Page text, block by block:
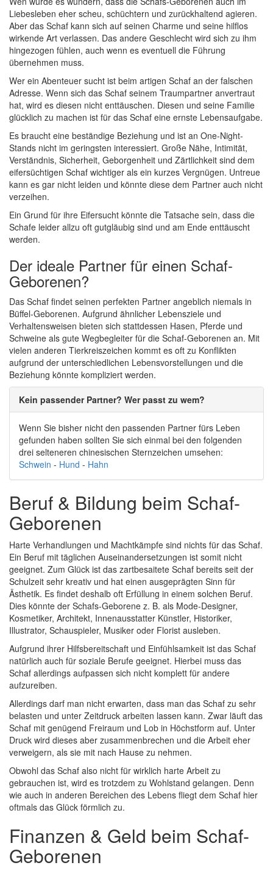
Liebesleben eher scheu, schüchtern und zurückhaltend agieren.
Aber das Schaf kann sich auf seinen Charme und seine hilflos
wirkende Art verlassen. Das andere Geschlecht wird sich zu ihm
hingezogen fühlen, auch wenn es eventuell die Führung
übernehmen muss.
Wer ein Abenteuer sucht ist beim artigen Schaf an der falschen
Adresse. Wenn sich das Schaf seinem Traumpartner anvertraut
hat, wird es diesen nicht enttäuschen. Diesen und seine Familie
glücklich zu machen ist für das Schaf eine ernste Lebensaufgabe.
Es braucht eine beständige Beziehung und ist an One-Night-
Stands nicht im geringsten interessiert. Große Nähe, Intimität,
Verständnis, Sicherheit, Geborgenheit und Zärtlichkeit sind dem
eifersüchtigen Schaf wichtiger als ein kurzes Vergnügen. Untreue
kann es gar nicht leiden und könnte diese dem Partner auch nicht
verzeihen.
Ein Grund für ihre Eifersucht könnte die Tatsache sein, dass die
Schafe leider allzu oft gutgläubig sind und am Ende enttäuscht
werden.
Der ideale Partner für einen Schaf-
Geborenen?
Das Schaf findet seinen perfekten Partner angeblich niemals in
Büffel-Geborenen. Aufgrund ähnlicher Lebensziele und
Verhaltensweisen bieten sich stattdessen Hasen, Pferde und
Schweine als gute Wegbegleiter für die Schaf-Geborenen an. Mit
vielen anderen Tierkreiszeichen kommt es oft zu Konflikten
aufgrund der unterschiedlichen Lebensvorstellungen und die
Beziehung könnte kompliziert werden.
Kein passender Partner? Wer passt zu wem?
Wenn Sie bisher nicht den passenden Partner fürs Leben
gefunden haben sollten Sie sich einmal bei den folgenden
drei selteneren chinesischen Sternzeichen umsehen:
Schwein - Hund - Hahn
Beruf & Bildung beim Schaf-
Geborenen
Harte Verhandlungen und Machtkämpfe sind nichts für das Schaf.
Ein Beruf mit täglichen Auseinandersetzungen ist somit nicht
geeignet. Zum Glück ist das zartbesaitete Schaf bereits seit der
Schulzeit sehr kreativ und hat einen ausgeprägten Sinn für
Ästhetik. Es findet deshalb oft Erfüllung in einem solchen Beruf.
Dies könnte der Schafs-Geborene z. B. als Mode-Designer,
Kosmetiker, Architekt, Innenausstatter Künstler, Historiker,
Illustrator, Schauspieler, Musiker oder Florist ausleben.
Aufgrund ihrer Hilfsbereitschaft und Einfühlsamkeit ist das Schaf
natürlich auch für soziale Berufe geeignet. Hierbei muss das
Schaf allerdings aufpassen sich nicht komplett für andere
aufzureiben.
Allerdings darf man nicht erwarten, dass man das Schaf zu sehr
belasten und unter Zeitdruck arbeiten lassen kann. Zwar läuft das
Schaf mit genügend Freiraum und Lob in Höchstform auf. Unter
Druck wird dieses aber zusammenbrechen und die Arbeit eher
verweigern, als sie mit nach Hause zu nehmen.
Obwohl das Schaf also nicht für wirklich harte Arbeit zu
gebrauchen ist, wird es trotzdem zu Wohlstand gelangen. Denn
wie auch in anderen Bereichen des Lebens fliegt dem Schaf hier
oftmals das Glück förmlich zu.
Finanzen & Geld beim Schaf-
Geborenen